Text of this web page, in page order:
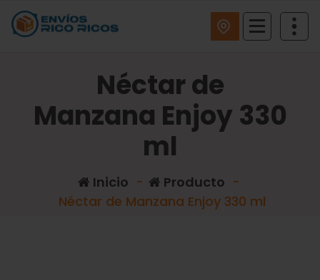
Néctar de
Manzana Enjoy 330
ml
Inicio - Producto -
Néctar de Manzana Enjoy 330 ml